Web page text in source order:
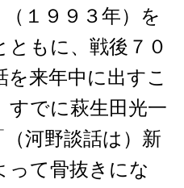
１９９３年）を
もに、戦後７０
来年中に出すこ
すでに萩生田光一
河野談話は）新
って骨抜きにな